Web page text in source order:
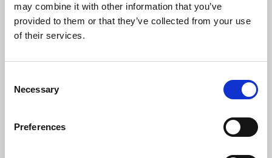
may combine it with other information that you’ve
provided to them or that they’ve collected from your use
of their services.
Selection
Necessary
Preferences
Corso Dedicato
Ambiente,Responsabile /
/ referente